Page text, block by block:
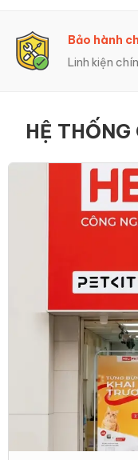
Bảo hành
Linh kiện
HỆ